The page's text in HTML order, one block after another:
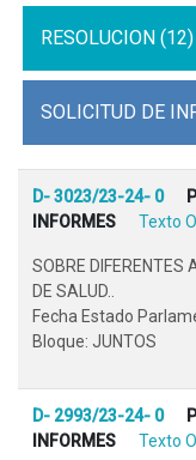
RESOLUCION (12)
SOLICITUD DE
D- 3023/23-24- 0
INFORMES
Texto
SOBRE DIFERENTES
DE SALUD..
Fecha Estado
Bloque: JUNTOS
D- 2993/23-24- 0
INFORMES
Texto